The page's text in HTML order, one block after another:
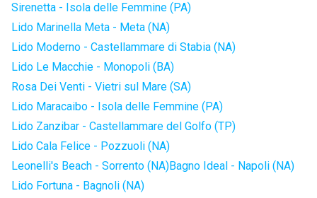
Sirenetta - Isola delle Femmine (PA)
Lido Marinella Meta - Meta (NA)
Lido Moderno - Castellammare di Stabia (NA)
Lido Le Macchie - Monopoli (BA)
Rosa Dei Venti - Vietri sul Mare (SA)
Lido Maracaibo - Isola delle Femmine (PA)
Lido Zanzibar - Castellammare del Golfo (TP)
Lido Cala Felice - Pozzuoli (NA)
Leonelli's Beach - Sorrento (NA)Bagno Ideal - Napoli (NA)
Lido Fortuna - Bagnoli (NA)